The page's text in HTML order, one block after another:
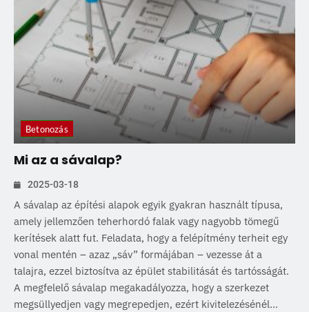
Betonozás
Mi az a sávalap?
2025-03-18
A sávalap az építési alapok egyik gyakran használt típusa,
amely jellemzően teherhordó falak vagy nagyobb tömegű
kerítések alatt fut. Feladata, hogy a felépítmény terheit egy
vonal mentén – azaz „sáv” formájában – vezesse át a
talajra, ezzel biztosítva az épület stabilitását és tartósságát.
A megfelelő sávalap megakadályozza, hogy a szerkezet
megsüllyedjen vagy megrepedjen, ezért kivitelezésénél...